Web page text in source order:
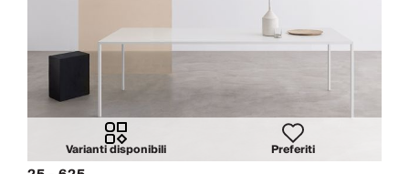
Varianti disponibili Preferiti